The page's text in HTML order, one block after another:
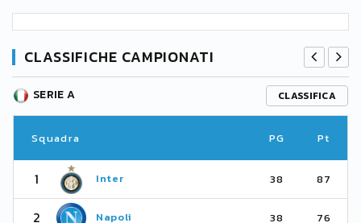
CLASSIFICHE CAMPIONATI
SERIE A CLASSIFICA
Squadra PG Pt
1 Inter 38 87
2 Napoli 38 76